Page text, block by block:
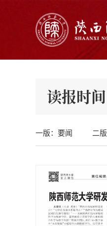
读报时间
一版：要闻 二版